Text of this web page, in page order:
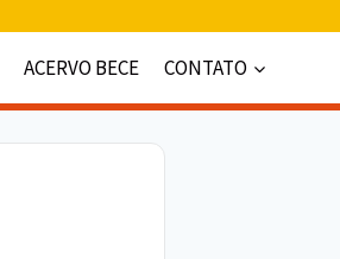
ACERVO BECE CONTATO